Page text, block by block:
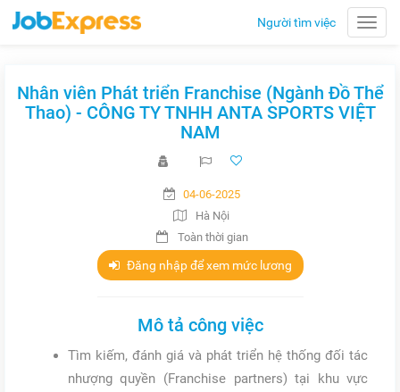
Toggle
Người tìm việc
Nhân viên Phát triển Franchise (Ngành Đồ Thể
Thao) - CÔNG TY TNHH ANTA SPORTS VIỆT
NAM
04-06-2025
Hà Nội
Toàn thời gian
Đăng nhập để xem mức lương
Mô tả công việc
Tìm kiếm, đánh giá và phát triển hệ thống đối tác
nhượng quyền (Franchise partners) tại khu vực